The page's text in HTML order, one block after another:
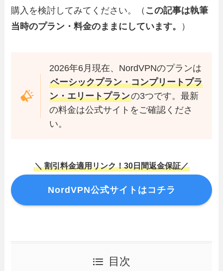
購入を検討してみてください。（ この記事は執筆
当時のプラン・料金のままにしています。
）
2026年6月現在、NordVPNのプランは
ベーシックプラン・コンプリートプラ
ン・エリートプランの3つです。最新
の料金は公式サイトをご確認くださ
い。
＼ 割引料金適用リンク！30日間返金保証／
NordVPN公式サイトはコチラ
目次